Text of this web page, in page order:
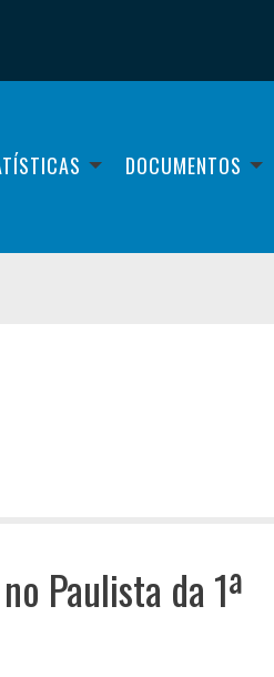
DOCUMENTOS
Paulista da 1ª